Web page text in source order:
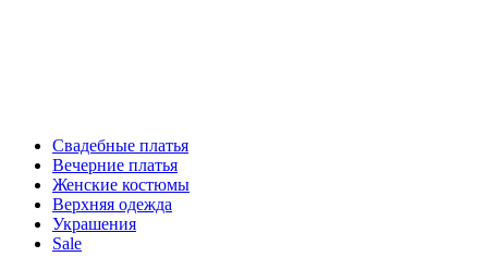
Свадебные платья
Вечерние платья
Женские костюмы
Верхняя одежда
Украшения
Sale